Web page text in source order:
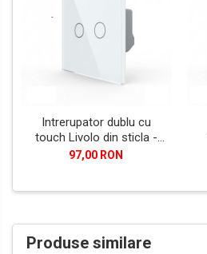
Intrerupator dublu cu
touch Livolo din sticla -
Generatia Noua
97,00 RON
Produse similare